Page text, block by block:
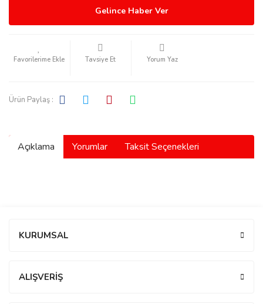
Gelince Haber Ver
Tavsiye Et Yorum Yaz
Ürün Paylaş :
Açıklama Yorumlar Taksit Seçenekleri
KURUMSAL
ALIŞVERİŞ